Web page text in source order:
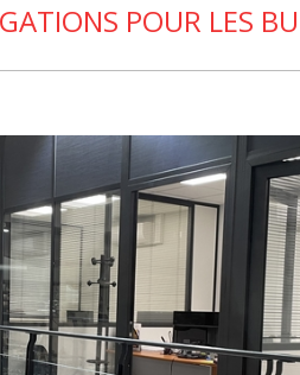
POUR LES